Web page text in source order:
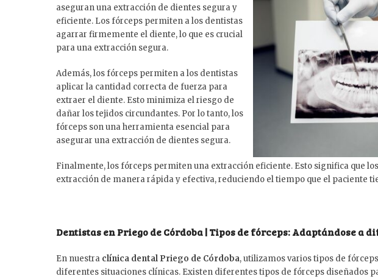
aseguran una extracción de dientes segura y
eficiente. Los fórceps permiten a los dentistas
agarrar firmemente el diente, lo que es crucial
para una extracción segura.
Además, los fórceps permiten a los dentistas
aplicar la cantidad correcta de fuerza para
extraer el diente. Esto minimiza el riesgo de
dañar los tejidos circundantes. Por lo tanto, los
fórceps son una herramienta esencial para
asegurar una extracción de dientes segura.
Finalmente, los fórceps permiten una extracción eficiente. Esto significa que
extracción de manera rápida y efectiva, reduciendo el tiempo que el paciente
Dentistas en Priego de Córdoba | Tipos de fórceps: Adaptándose a
En nuestra clínica dental Priego de Córdoba, utilizamos varios tipos de
diferentes situaciones clínicas. Existen diferentes tipos de fórceps diseñados